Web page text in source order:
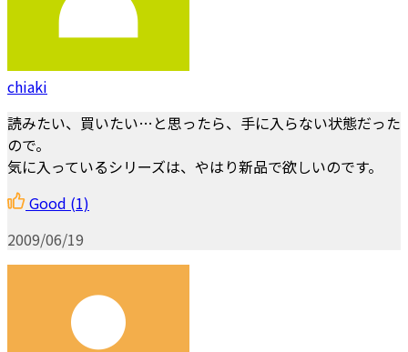
chiaki
読みたい、買いたい…と思ったら、手に入らない状態だった
ので。
気に入っているシリーズは、やはり新品で欲しいのです。
Good (1)
2009/06/19